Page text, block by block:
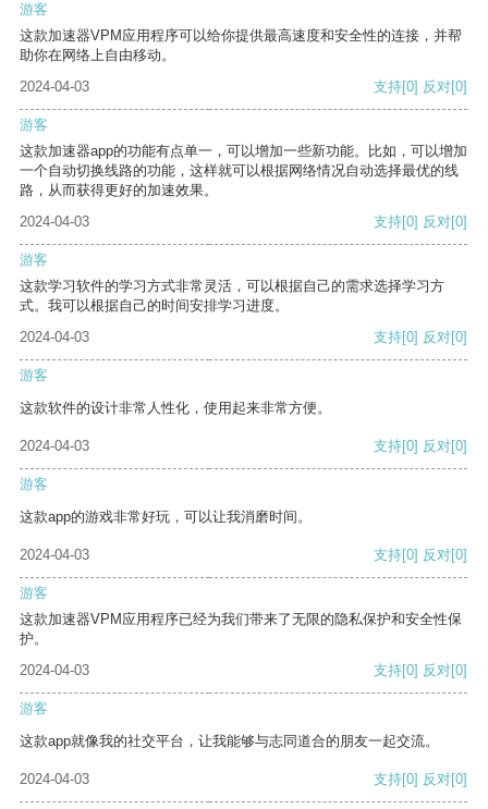
游客
这款加速器VPM应用程序可以给你提供最高速度和安全性的连接，并帮
助你在网络上自由移动。
2024-04-03
支持[0] 反对[0]
游客
这款加速器app的功能有点单一，可以增加一些新功能。比如，可以增加
一个自动切换线路的功能，这样就可以根据网络情况自动选择最优的线
路，从而获得更好的加速效果。
2024-04-03
支持[0] 反对[0]
游客
这款学习软件的学习方式非常灵活，可以根据自己的需求选择学习方
式。我可以根据自己的时间安排学习进度。
2024-04-03
支持[0] 反对[0]
游客
这款软件的设计非常人性化，使用起来非常方便。
2024-04-03 支持[0] 反对[0]
游客
这款app的游戏非常好玩，可以让我消磨时间。
2024-04-03 支持[0] 反对[0]
游客
这款加速器VPM应用程序已经为我们带来了无限的隐私保护和安全性保
护。
2024-04-03
支持[0] 反对[0]
游客
这款app就像我的社交平台，让我能够与志同道合的朋友一起交流。
2024-04-03 支持[0] 反对[0]